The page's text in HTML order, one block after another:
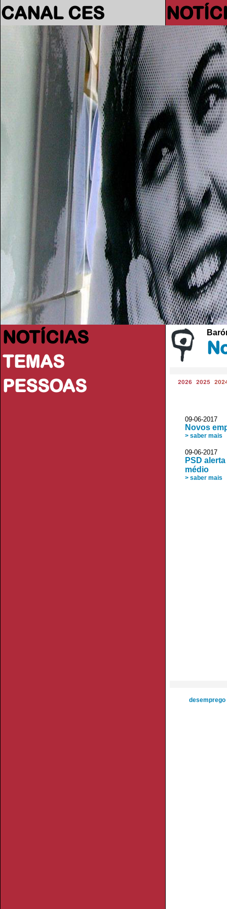
CANAL CES
NOTÍCIAS
TEMAS
PESSOAS
2026 2025
09-06-2017
Novos
> saber mais
09-06-2017
PSD
médio
> saber mais
desemprego